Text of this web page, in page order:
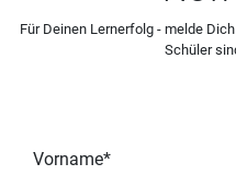
Für Deinen Lernerfolg - melde
Schüler
Vorname*